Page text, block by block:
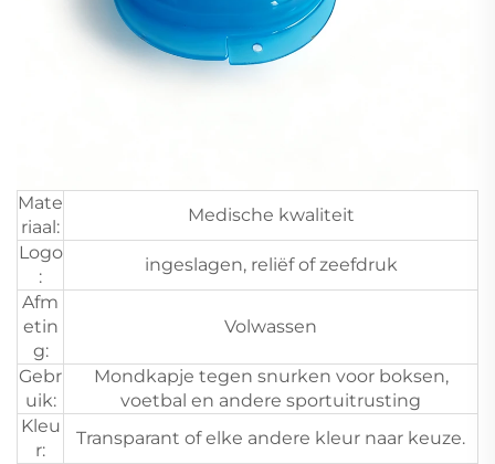
Mate
riaal:
Medische kwaliteit
Logo
:
ingeslagen, reliëf of zeefdruk
Afm
etin
g:
Volwassen
Gebr
uik:
Mondkapje tegen snurken voor boksen,
voetbal en andere sportuitrusting
Kleu
r:
Transparant of elke andere kleur naar keuze.